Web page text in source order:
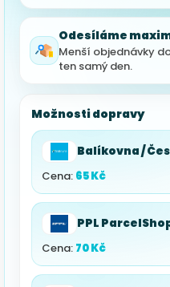
Odesíláme
Menší objednávky
ten samý den.
Možnosti dopravy
Balíkovna /
Cena: 65 Kč
PPL
Cena: 70 Kč